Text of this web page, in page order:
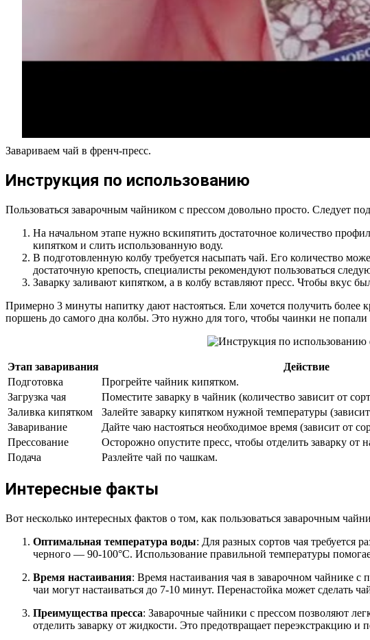
Завариваем чай в френч-пресс.
Инструкция по использованию
Пользоваться заварочным чайником с прессом довольно просто. Следует
На начальном этапе нужно вскипятить достаточное количество
кипятком и слить использованную воду.
В подготовленную колбу требуется насыпать чай. Его количество
достаточную крепость, специалисты рекомендуют пользоваться
Заварку заливают кипятком, а в колбу вставляют пресс. Чтобы
Примерно 3 минуты напитку дают настояться. Ели хочется получить более
поршень до самого дна колбы. Это нужно для того, чтобы чаинки не
Этап заваривания Действие
Подготовка
Прогрейте чайник кипятком.
Загрузка чая
Поместите заварку в чайник (количество зависит от
Заливка кипятком
Залейте заварку кипятком нужной температуры (зависит
Заваривание
Дайте чаю настояться необходимое время (зависит от
Прессование
Осторожно опустите пресс, чтобы отделить заварку от
Подача
Разлейте чай по чашкам.
Интересные факты
Вот несколько интересных фактов о том, как пользоваться заварочным
Оптимальная температура воды: Для разных сортов чая требуется
черного — 90-100°C. Использование правильной температуры
Время настаивания: Время настаивания чая в заварочном чайнике
чаи могут настаиваться до 7-10 минут. Перенастойка может сделать
Преимущества пресса: Заварочные чайники с прессом позволяют
отделить заварку от жидкости. Это предотвращает переэкстракцию и